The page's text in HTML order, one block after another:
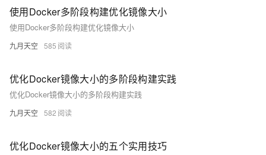
开发的微服务应用。本课程由黑马程序员提供。 &nbsp; &nbsp; 相关的阿
里云产品：容器服务 ACK 容器服务 Kubernetes 版（简称 ACK）提供高
理。整合阿里云虚拟化、存储、网络和安全能力，打造云端最佳容器化应
使用Docker多阶段构建优化镜像大小
使用Docker多阶段构建优化镜像大小
九月天空 585
优化Docker镜像大小的多阶段构建实践
优化Docker镜像大小的多阶段构建实践
九月天空 582
优化Docker镜像大小的五个实用技巧